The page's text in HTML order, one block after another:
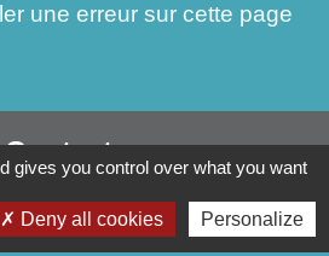
une erreur sur cette page
Contact
de Séglien
Yves Le Calvé
gives you control over what you want
Deny all cookies Personalize